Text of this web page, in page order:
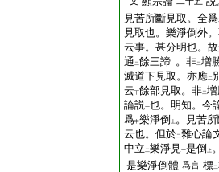
見苦所斷見取。全爲
見取也。樂淨倒外
云事。甚分明也。
通 二餘三諦一。非二増
滅道下見取。亦應二
云下餘部見取。非二
論説一也。明知。今
爲中樂淨倒 上 。見苦
云也。但於二雜心論
中立 二樂淨見一是倒 上
是樂淨倒體 爲言 標二